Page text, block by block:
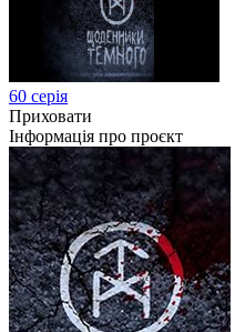
60 серія
Приховати
Інформація про проєкт